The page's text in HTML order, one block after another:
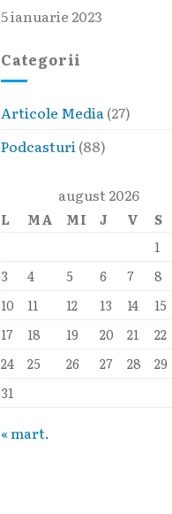
5 ianuarie 2023
Categorii
Articole Media(27)
Podcasturi(88)
august 2026
L MA MI J V S
1
3
4 5 6 7 8
10
11 12 13 14 15
17
18 19 20 21 22
24
25 26 27 28 29
31
« mart.